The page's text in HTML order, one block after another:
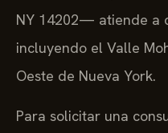
NY 14202— atiende a
incluyendo el Valle
Oeste de Nueva York.
Para solicitar una